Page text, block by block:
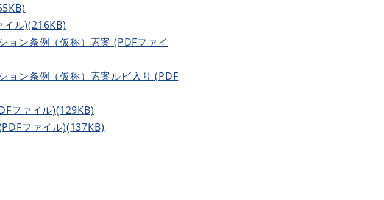
イル)(216KB)
ョン条例（仮称）素案 (PDFファイ
ョン条例（仮称）素案ルビ入り (PDF
ファイル)(129KB)
ファイル)(137KB)